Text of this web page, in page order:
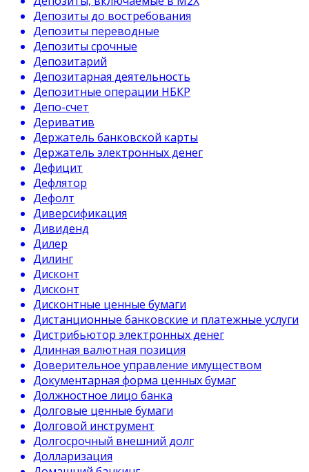
Депозиты до востребования
Депозиты переводные
Депозиты срочные
Депозитарий
Депозитарная деятельность
Депозитные операции НБКР
Депо-счет
Дериватив
Держатель банковской карты
Держатель электронных денег
Дефицит
Дефлятор
Дефолт
Диверсификация
Дивиденд
Дилер
Дилинг
Дисконт
Дисконт
Дисконтные ценные бумаги
Дистанционные банковские и платежные услуги
Дистрибьютор электронных денег
Длинная валютная позиция
Доверительное управление имуществом
Документарная форма ценных бумаг
Должностное лицо банка
Долговые ценные бумаги
Долговой инструмент
Долгосрочный внешний долг
Долларизация